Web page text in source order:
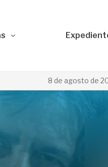
8 de agosto de